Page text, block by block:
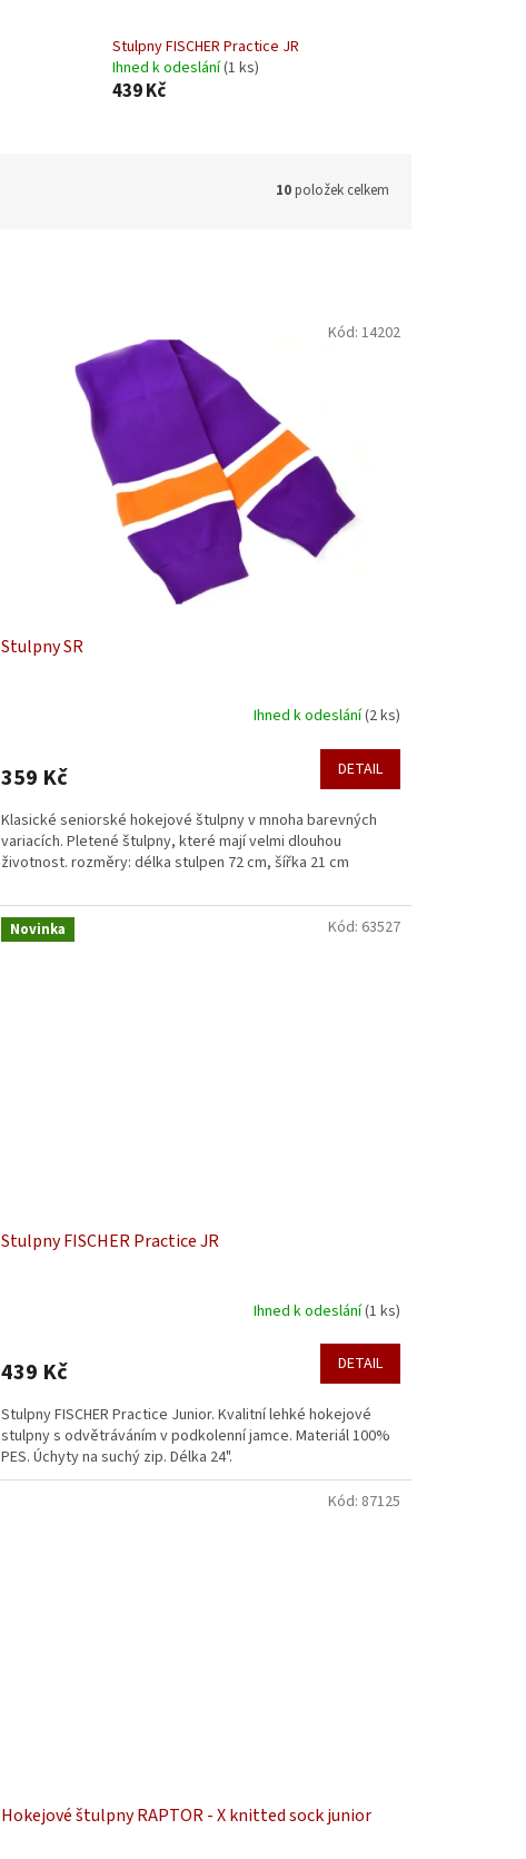
Stulpny FISCHER Practice JR
Ihned k odeslání(1 ks)
439 Kč
10položek celkem
Stulpny SR
Ihned k odeslání(2 ks)
359 Kč DETAIL
Klasické seniorské hokejové štulpny v mnoha barevných
variacích. Pletené štulpny, které mají velmi dlouhou
životnost. rozměry: délka stulpen 72 cm, šířka 21 cm
Kód: 14202
Novinka
Stulpny FISCHER Practice JR
Ihned k odeslání(1 ks)
439 Kč DETAIL
Stulpny FISCHER Practice Junior. Kvalitní lehké hokejové
stulpny s odvětráváním v podkolenní jamce. Materiál 100%
PES. Úchyty na suchý zip. Délka 24".
Kód: 63527
Hokejové štulpny RAPTOR - X knitted sock junior
Kód: 87125